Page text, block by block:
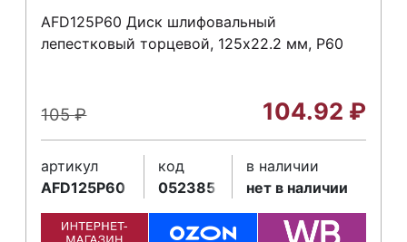
AFD125P60 Диск шлифовальный
лепестковый торцевой, 125х22.2 мм, Р60
105₽ 104.92 ₽
артикул
AFD125P60
код
052385
в наличии
нет в наличии